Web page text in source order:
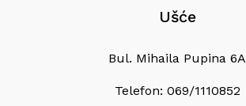
Ušće
Bul. Mihaila Pupina 6A
Telefon: 069/1110852